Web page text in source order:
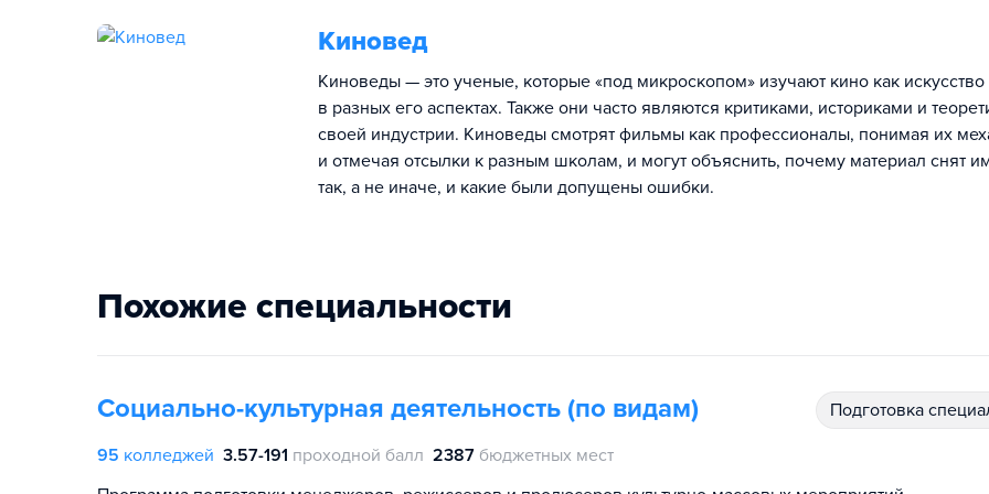
Киновед
Киноведы — это ученые, которые «под микроскопом» изучают кино как искусство
в разных его аспектах. Также они часто являются критиками, историками и
своей индустрии. Киноведы смотрят фильмы как профессионалы, понимая их
и отмечая отсылки к разным школам, и могут объяснить, почему материал снят
так, а не иначе, и какие были допущены ошибки.
Похожие специальности
Социально-культурная деятельность (по видам) подготовка
95 колледжей 3.57-191 проходной балл 2387 бюджетных мест